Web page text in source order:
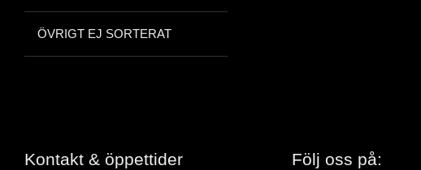
ÖVRIGT EJ SORTERAT
Kontakt & öppettider Följ oss på: